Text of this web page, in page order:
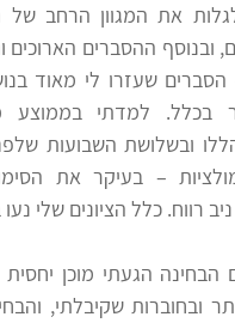
את המגוון הרחב של
ובנוסף ההסברים הארוכים
הסברים שעזרו לי מאוד
בכלל. למדתי בממוצע
ובשלושת השבועות
– בעיקר את
רווח. כלל הציונים שלי נעו
הבחינה הגעתי מוכן
ובחוברות שקיבלתי,